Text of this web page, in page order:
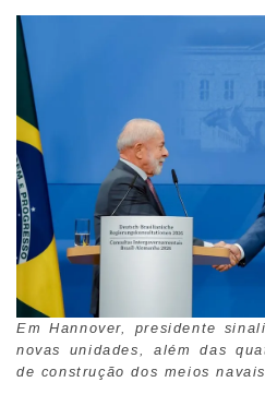
Em Hannover, presidente
novas unidades, além das
de construção dos meios